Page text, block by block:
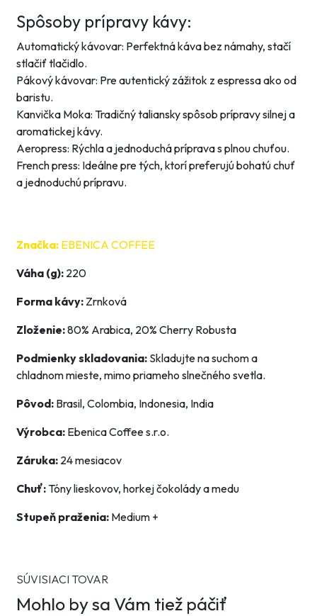
Spôsoby prípravy kávy:
Automatický kávovar: Perfektná káva bez námahy, stačí
stlačiť tlačidlo.
Pákový kávovar: Pre autentický zážitok z espressa ako od
baristu.
Kanvička Moka: Tradičný taliansky spôsob prípravy silnej a
aromatickej kávy.
Aeropress: Rýchla a jednoduchá príprava s plnou chuťou.
French press: Ideálne pre tých, ktorí preferujú bohatú chuť
a jednoduchú prípravu.
Značka: EBENICA COFFEE
Váha (g): 220
Forma kávy: Zrnková
Zloženie:80% Arabica, 20% Cherry Robusta
Podmienky skladovania: Skladujte na suchom a
chladnom mieste, mimo priameho slnečného svetla.
Pôvod: Brasil, Colombia, Indonesia, India
Výrobca: Ebenica Coffee s.r.o.
Záruka: 24 mesiacov
Chuť: Tóny lieskovov, horkej čokolády a medu
Stupeň praženia: Medium +
SÚVISIACI TOVAR
Mohlo by sa Vám tiež páčiť